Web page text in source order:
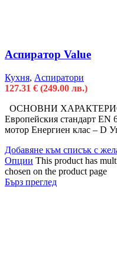
Аспиратор Value
Кухня, Аспиратори
127.31 € (249.00 лв.)
ОСНОВНИ
Европейския стандарт EN
мотор Енергиен клас – D
Добавяне към списък с
Опции This product has
chosen on the product page
Бърз преглед